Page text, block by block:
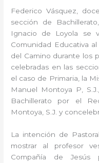
Federico Vásquez,
sección de
Ignacio de Loyola se
Comunidad Educativa
del Camino durante los
celebradas en las
el caso de Primaria, la
Manuel Montoya P,
Bachillerato por el
Montoya, S.J. y
La intención de
mostrar al profesor
Compañía de